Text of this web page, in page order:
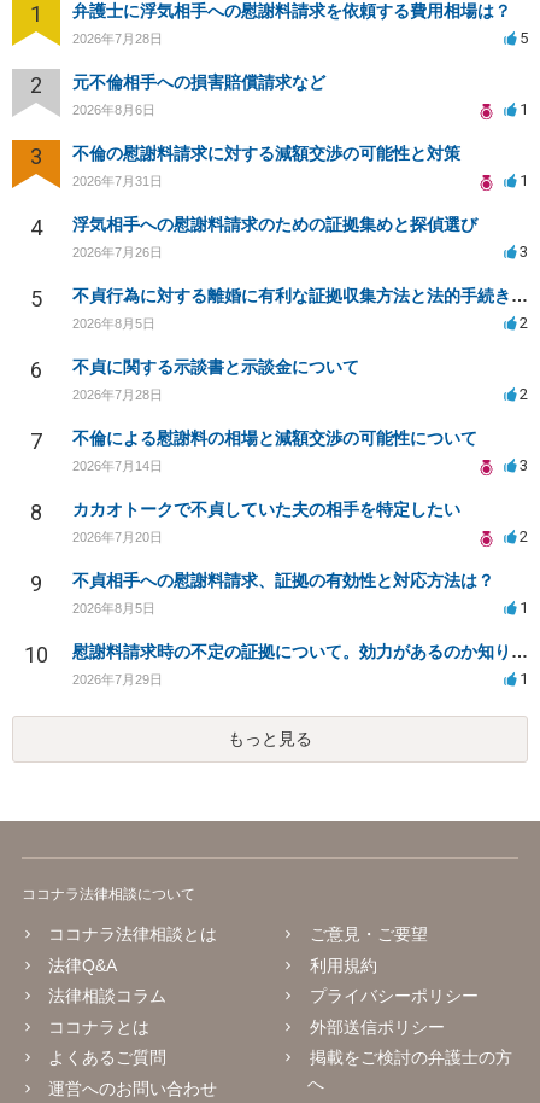
1 弁護士に浮気相手への慰謝料請求を依頼する費用相場は？
2026年7月28日 5
2 元不倫相手への損害賠償請求など
2026年8月6日 1
3 不倫の慰謝料請求に対する減額交渉の可能性と対策
2026年7月31日 1
4 浮気相手への慰謝料請求のための証拠集めと探偵選び
2026年7月26日 3
5 不貞行為に対する離婚に有利な証拠収集方法と法的手続きについて
2026年8月5日 2
6 不貞に関する示談書と示談金について
2026年7月28日 2
7 不倫による慰謝料の相場と減額交渉の可能性について
2026年7月14日 3
8 カカオトークで不貞していた夫の相手を特定したい
2026年7月20日 2
9 不貞相手への慰謝料請求、証拠の有効性と対応方法は？
2026年8月5日 1
10 慰謝料請求時の不定の証拠について。効力があるのか知りたい。
2026年7月29日 1
もっと見る
ココナラ法律相談について
ココナラ法律相談とは
法律Q&A
法律相談コラム
ココナラとは
よくあるご質問
運営へのお問い合わせ
ご意見・ご要望
利用規約
プライバシーポリシー
外部送信ポリシー
掲載をご検討の弁護士の方
へ